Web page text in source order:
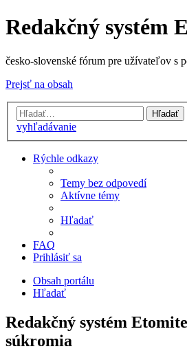
Redakčný systém
česko-slovenské fórum pre užívateľov s
Prejsť na obsah
Hľadať
vyhľadávanie
Rýchle odkazy
Temy bez odpovedí
Aktívne témy
Hľadať
FAQ
Prihlásiť sa
Obsah portálu
Hľadať
Redakčný systém
súkromia